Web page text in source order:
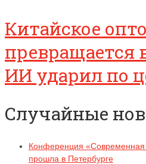
Китайское
превращается
ИИ ударил по
Случайные
Конференция «Современная
прошла в Петербурге